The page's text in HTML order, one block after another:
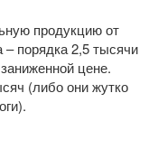
продукцию от
порядка 2,5 тысячи
цене.
(либо они жутко